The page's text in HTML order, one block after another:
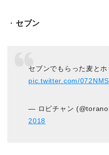
・ セブン
セブンでもらった麦と
pic.twitter.com/
— ロビチャン
2018